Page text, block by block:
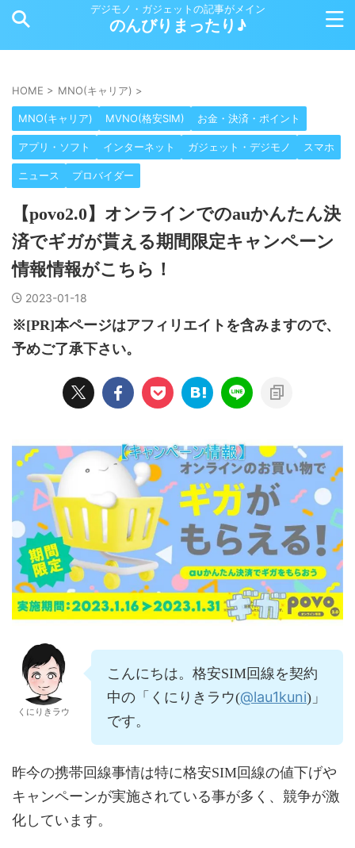
デジモノ・ガジェットの記事がメイン
のんびりまったり♪
HOME > MNO(キャリア) >
MNO(キャリア) MVNO(格安SIM) お金・決済・ポイント
アプリ・ソフト インターネット ガジェット・デジモノ スマホ
ニュース プロバイダー
【povo2.0】オンラインでのauかんたん決
済でギガが貰える期間限定キャンペーン
情報情報がこちら！
2023-01-18
※[PR]本ページはアフィリエイトを含みますので、
予めご了承下さい。
くにりきラウ
こんにちは。格安SIM回線を契約
中の「くにりきラウ(@lau1kuni)」
です。
昨今の携帯回線事情は特に格安SIM回線の値下げや
キャンペーンが実施されている事が多く、競争が激
化しています。